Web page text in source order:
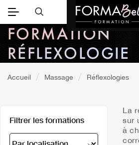
FORMATION
RÉFLEXOLOGIE
Accueil Massage Réflexologies
Filtrer les formations
La
sur
à
Lire plus